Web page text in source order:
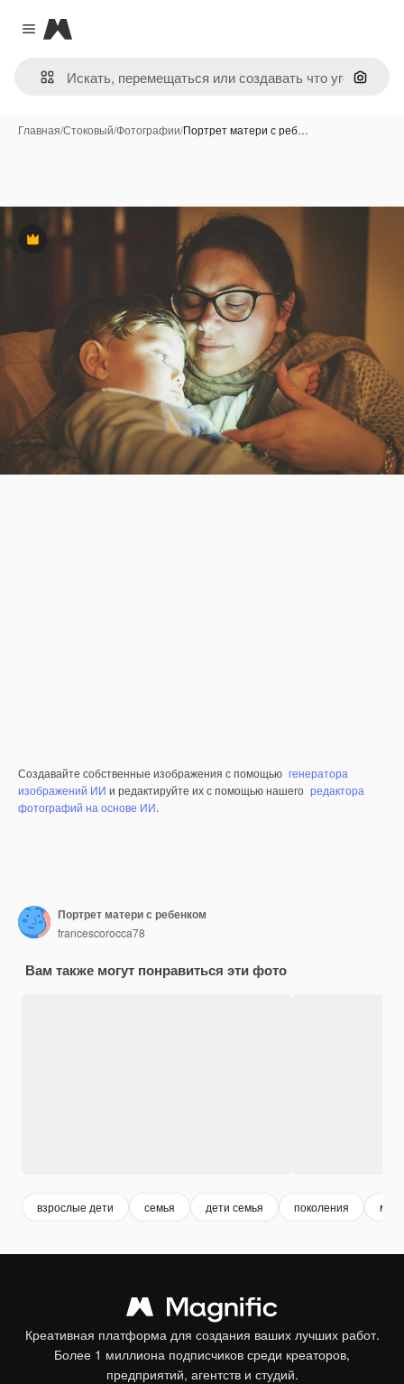
Close menu
Magnific
Поиск
Главная/Стоковый/Фотографии/Портрет матери с реб…
Премиум
Создавайте собственные изображения с помощью генератора
изображений ИИ и редактируйте их с помощью нашего редактора
фотографий на основе ИИ.
Портрет матери с ребенком
francescorocca78
Вам также могут понравиться эти фото
взрослые дети семья дети семья поколения
Креативная платформа для создания ваших лучших работ.
Более 1 миллиона подписчиков среди креаторов,
предприятий, агентств и студий.